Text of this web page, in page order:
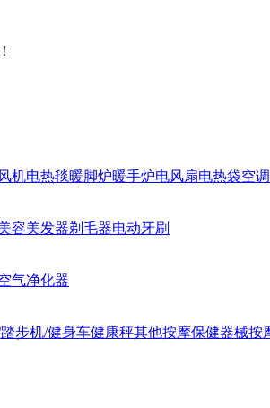
机电热毯暖脚炉暖手炉电风扇电热袋空
容美发器剃毛器电动牙刷
气净化器
步机/健身车健康秤其他按摩保健器械按